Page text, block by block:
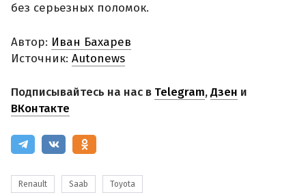
без серьезных поломок.
Автор: Иван Бахарев
Источник: Autonews
Подписывайтесь на нас в Telegram,Дзен и
ВКонтакте
Renault Saab Toyota